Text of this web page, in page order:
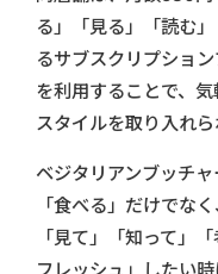
る」「見る」「読む
るサブスクリプショ
を利用することで、
スタイルを取り入れら
ベジタリアンブッチ
「食べる」だけでな
「見て」「知って」